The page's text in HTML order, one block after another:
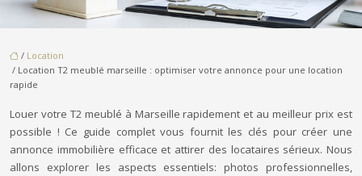
/ Location
/ Location T2 meublé marseille : optimiser votre annonce pour une location
rapide
Louer votre T2 meublé à Marseille rapidement et au meilleur prix est
possible ! Ce guide complet vous fournit les clés pour créer une
annonce immobilière efficace et attirer des locataires sérieux. Nous
allons explorer les aspects essentiels: photos professionnelles,